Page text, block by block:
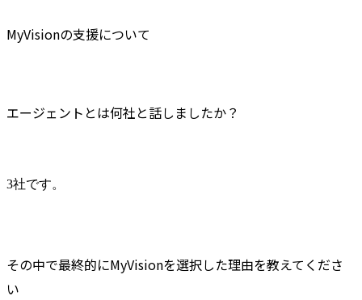
MyVisionの支援について
エージェントとは何社と話しましたか？
3社です。
その中で最終的にMyVisionを選択した理由を教えてくださ
い